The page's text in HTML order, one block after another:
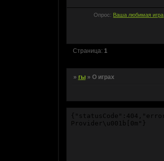
Опрос: Ваша любимая игра
Страница: 1
» гы » О играх